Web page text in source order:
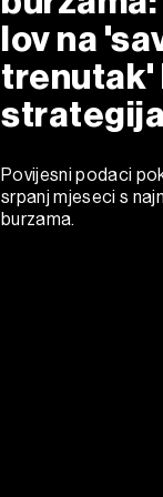
lov na
trenutak'
Povijesni podaci
srpanj mjeseci s
burzama.